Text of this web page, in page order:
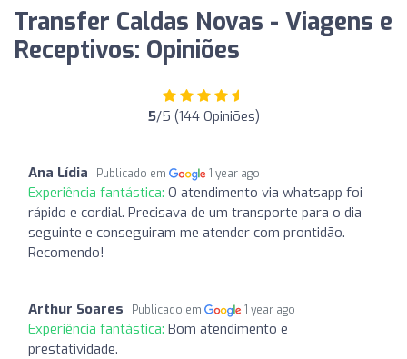
Transfer Caldas Novas - Viagens e
Receptivos: Opiniões
5/5 (144 Opiniões)
Ana Lídia Publicado em 1 year ago
Experiência fantástica: O atendimento via whatsapp foi
rápido e cordial. Precisava de um transporte para o dia
seguinte e conseguiram me atender com prontidão.
Recomendo!
Arthur Soares Publicado em 1 year ago
Experiência fantástica: Bom atendimento e
prestatividade.